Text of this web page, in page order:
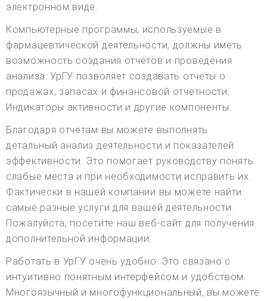
электронном виде.
Компьютерные программы, используемые в
фармацевтической деятельности, должны иметь
возможность создания отчетов и проведения
анализа. УрГУ позволяет создавать отчеты о
продажах, запасах и финансовой отчетности.
Индикаторы активности и другие компоненты.
Благодаря отчетам вы можете выполнять
детальный анализ деятельности и показателей
эффективности. Это помогает руководству понять
слабые места и при необходимости исправить их.
Фактически в нашей компании вы можете найти
самые разные услуги для вашей деятельности.
Пожалуйста, посетите наш веб-сайт для получения
дополнительной информации.
Работать в УрГУ очень удобно. Это связано с
интуитивно понятным интерфейсом и удобством.
Многоязычный и многофункциональный, вы можете